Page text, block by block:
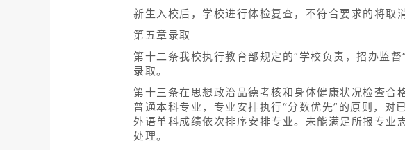
新生入校后，学校进行体检复查，不符合要求的将取
第五章录取
第十二条我校执行教育部规定的“学校负责，招办监
录取。
第十三条在思想政治品德考核和身体健康状况检查
普通本科专业，专业安排执行“分数优先”的原则，对
外语单科成绩依次排序安排专业。未能满足所报专业
处理。